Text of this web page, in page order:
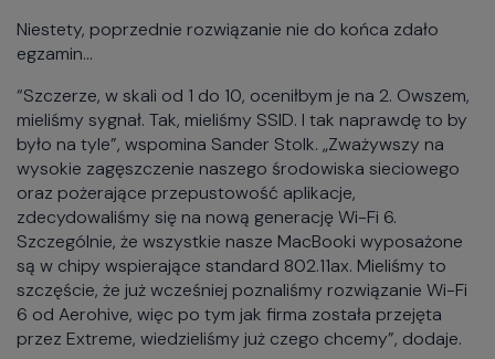
Niestety, poprzednie rozwiązanie nie do końca zdało
egzamin…
“Szczerze, w skali od 1 do 10, oceniłbym je na 2. Owszem,
mieliśmy sygnał. Tak, mieliśmy SSID. I tak naprawdę to by
było na tyle”, wspomina Sander Stolk. „Zważywszy na
wysokie zagęszczenie naszego środowiska sieciowego
oraz pożerające przepustowość aplikacje,
zdecydowaliśmy się na nową generację Wi-Fi 6.
Szczególnie, że wszystkie nasze MacBooki wyposażone
są w chipy wspierające standard 802.11ax. Mieliśmy to
szczęście, że już wcześniej poznaliśmy rozwiązanie Wi-Fi
6 od Aerohive, więc po tym jak firma została przejęta
przez Extreme, wiedzieliśmy już czego chcemy”, dodaje.